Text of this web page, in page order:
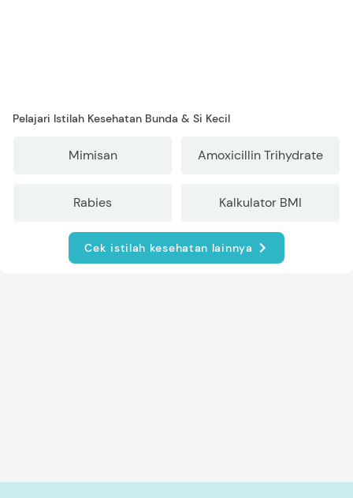
Pelajari Istilah Kesehatan Bunda & Si Kecil
Mimisan Amoxicillin Trihydrate
Rabies Kalkulator BMI
Cek istilah kesehatan lainnya